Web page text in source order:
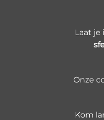
Laat je
Onze
Kom